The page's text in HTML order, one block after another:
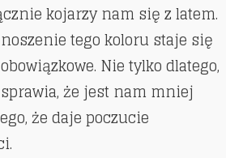
kojarzy nam się z latem.
tego koloru staje się
Nie tylko dlatego,
że jest nam mniej
że daje poczucie